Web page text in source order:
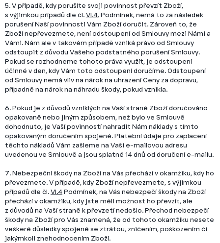
5. V případě, kdy porušíte svoji povinnost převzít Zboží,
s výjimkou případů dle čl.VI.4.Podmínek, nemá to za následek
porušení Naší povinnosti Vám Zboží doručit. Zároveň to, že
Zboží nepřevezmete, není odstoupení od Smlouvy mezi Námi a
Vámi. Nám ale v takovém případě vzniká právo od Smlouvy
odstoupit z důvodu Vašeho podstatného porušení Smlouvy.
Pokud se rozhodneme tohoto práva využít, je odstoupení
účinné v den, kdy Vám toto odstoupení doručíme. Odstoupení
od Smlouvy nemá vliv na nárok na uhrazení Ceny za dopravu,
případně na nárok na náhradu škody, pokud vznikla.
6. Pokud je z důvodů vzniklých na Vaší straně Zboží doručováno
opakovaně nebo jiným způsobem, než bylo ve Smlouvě
dohodnuto, je Vaší povinností nahradit Nám náklady s tímto
opakovaným doručením spojené. Platební údaje pro zaplacení
těchto nákladů Vám zašleme na Vaši e-mailovou adresu
uvedenou ve Smlouvě a jsou splatné 14 dnů od doručení e-mailu.
7.Nebezpeční škody na Zboží na Vás přechází v okamžiku, kdy ho
převezmete. V případě, kdy Zboží nepřevezmete, s výjimkou
případů dle čl.VI.4Podmínek, na Vás nebezpečí škody na Zboží
přechází v okamžiku, kdy jste měli možnost ho převzít, ale
z důvodů na Vaší straně k převzetí nedošlo. Přechod nebezpečí
škody na Zboží pro Vás znamená, že od tohoto okamžiku nesete
veškeré důsledky spojené se ztrátou, zničením, poškozením či
jakýmkoli znehodnocením Zboží.